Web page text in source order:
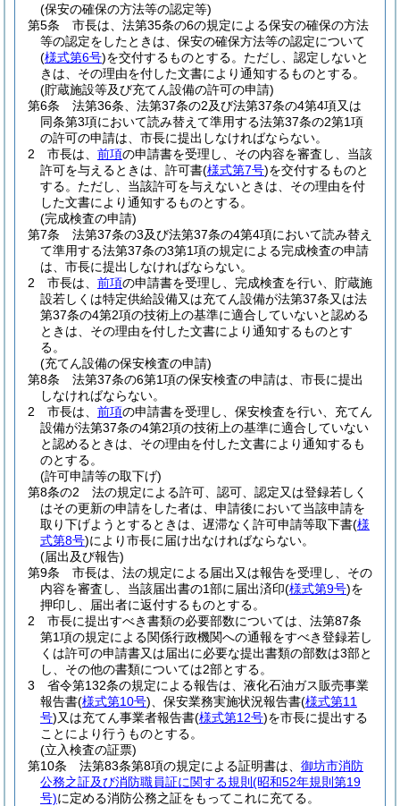
(保安の確保の方法等の認定等)
第5条
市長は、法第35条の6の規定による保安の確保の方法
等の認定をしたときは、保安の確保方法等の認定について
(様式第6号)を交付するものとする。 ただし、認定しないと
きは、その理由を付した文書により通知するものとする。
(貯蔵施設等及び充てん設備の許可の申請)
第6条
法第36条、法第37条の2及び法第37条の4第4項又は
同条第3項において読み替えて準用する法第37条の2第1項
の許可の申請は、市長に提出しなければならない。
2
市長は、 前項の申請書を受理し、その内容を審査し、当該
許可を与えるときは、許可書(様式第7号)を交付するものと
する。 ただし、当該許可を与えないときは、その理由を付
した文書により通知するものとする。
(完成検査の申請)
第7条
法第37条の3及び法第37条の4第4項において読み替え
て準用する法第37条の3第1項の規定による完成検査の申請
は、市長に提出しなければならない。
2
市長は、 前項の申請書を受理し、完成検査を行い、貯蔵施
設若しくは特定供給設備又は充てん設備が法第37条又は法
第37条の4第2項の技術上の基準に適合していないと認める
ときは、その理由を付した文書により通知するものとす
る。
(充てん設備の保安検査の申請)
第8条
法第37条の6第1項の保安検査の申請は、市長に提出
しなければならない。
2
市長は、 前項の申請書を受理し、保安検査を行い、充てん
設備が法第37条の4第2項の技術上の基準に適合していない
と認めるときは、その理由を付した文書により通知するも
のとする。
(許可申請等の取下げ)
第8条の2
法の規定による許可、認可、認定又は登録若しく
はその更新の申請をした者は、申請後において当該申請を
取り下げようとするときは、遅滞なく許可申請等取下書(様
式第8号)により市長に届け出なければならない。
(届出及び報告)
第9条
市長は、法の規定による届出又は報告を受理し、その
内容を審査し、当該届出書の1部に届出済印(様式第9号)を
押印し、届出者に返付するものとする。
2
市長に提出すべき書類の必要部数については、法第87条
第1項の規定による関係行政機関への通報をすべき登録若し
くは許可の申請書又は届出に必要な提出書類の部数は3部と
し、その他の書類については2部とする。
3
省令第132条の規定による報告は、液化石油ガス販売事業
報告書(様式第10号) 、保安業務実施状況報告書(様式第11
号)又は充てん事業者報告書(様式第12号)を市長に提出する
ことにより行うものとする。
(立入検査の証票)
第10条
法第83条第8項の規定による証明書は、 御坊市消防
公務之証及び消防職員証に関する規則 (昭和52年規則第19
号)に定める消防公務之証をもってこれに充てる。